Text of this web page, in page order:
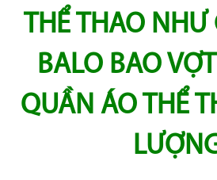
THỂ THAO NHƯ
BALO BAO
QUẦN ÁO THỂ